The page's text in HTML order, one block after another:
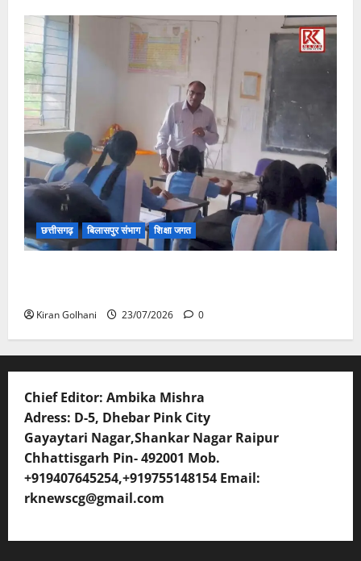
छत्तीसगढ़ बिलासपुर संभाग शिक्षा जगत
Kiran Golhani 23/07/2026 0
Chief Editor: Ambika Mishra
Adress: D-5, Dhebar Pink City
Gayaytari Nagar,Shankar Nagar Raipur
Chhattisgarh Pin- 492001 Mob.
+919407645254,+919755148154 Email:
rknewscg@gmail.com